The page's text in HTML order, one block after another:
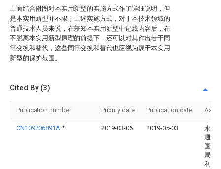
上面结合附图对本实用新型的实施方式作了详细说明，但
是本实用新型并不限于上述实施方式，对于本技术领域的
普通技术人员来说，在获知本实用新型中记载内容后，在
不脱离本实用新型原理的前提下，还可以对其作出若干同
等变换和替代，这些同等变换和替代也应视为属于本实用
新型的保护范围。
Cited By (3)
Publication number Priority date Publication date
CN109706891A * 2019-03-06 2019-05-03
水利
通运
国家
局南
利科